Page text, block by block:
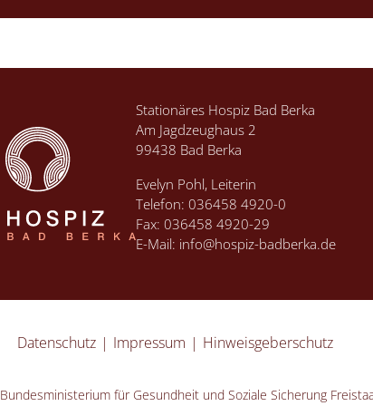
Stationäres Hospiz Bad Berka
Am Jagdzeughaus 2
99438 Bad Berka
Evelyn Pohl, Leiterin
Telefon: 036458 4920-0
Fax: 036458 4920-29
E-Mail: info@hospiz-badberka.de
Datenschutz Impressum Hinweisgeberschutz
Bundesministerium für Gesundheit und Soziale Sicherung